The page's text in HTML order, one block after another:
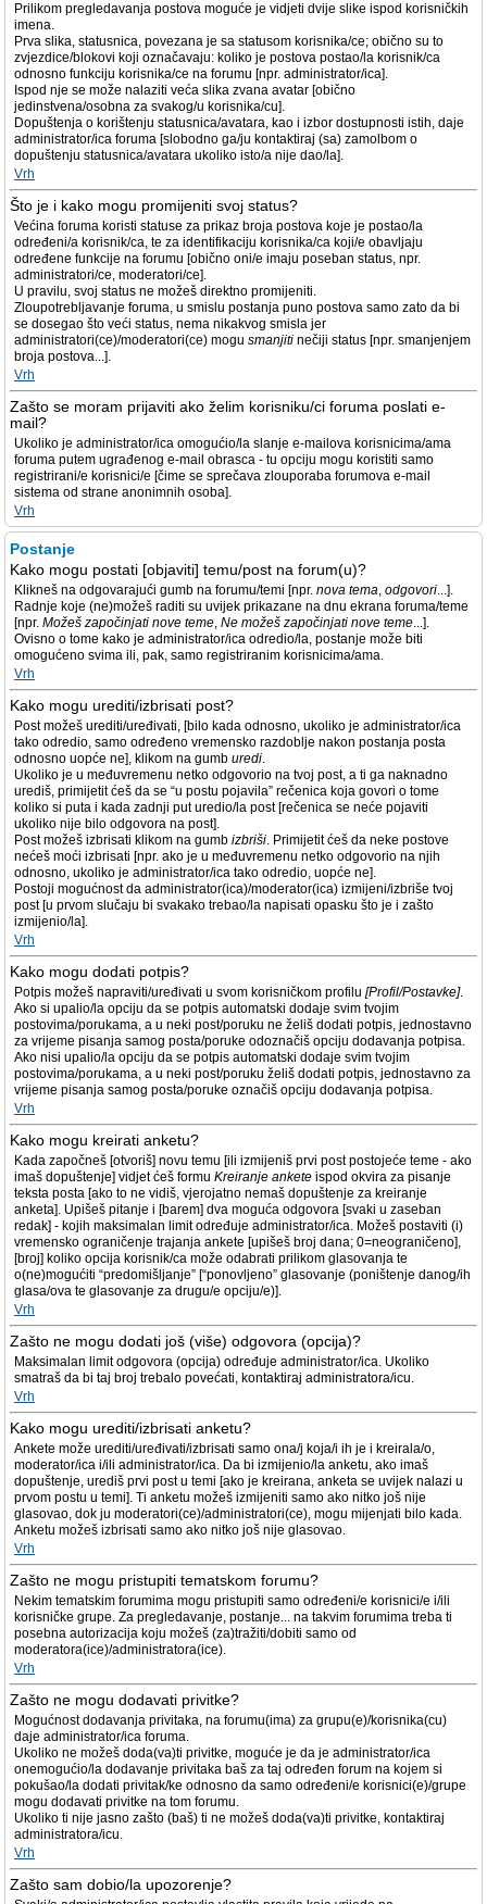
Prilikom pregledavanja postova moguće je vidjeti dvije slike ispod korisničkih
imena.
Prva slika, statusnica, povezana je sa statusom korisnika/ce; obično su to
zvjezdice/blokovi koji označavaju: koliko je postova postao/la korisnik/ca
odnosno funkciju korisnika/ce na forumu [npr. administrator/ica].
Ispod nje se može nalaziti veća slika zvana avatar [obično
jedinstvena/osobna za svakog/u korisnika/cu].
Dopuštenja o korištenju statusnica/avatara, kao i izbor dostupnosti istih, daje
administrator/ica foruma [slobodno ga/ju kontaktiraj (sa) zamolbom o
dopuštenju statusnica/avatara ukoliko isto/a nije dao/la].
Vrh
Što je i kako mogu promijeniti svoj status?
Većina foruma koristi statuse za prikaz broja postova koje je postao/la
određeni/a korisnik/ca, te za identifikaciju korisnika/ca koji/e obavljaju
određene funkcije na forumu [obično oni/e imaju poseban status, npr.
administratori/ce, moderatori/ce].
U pravilu, svoj status ne možeš direktno promijeniti.
Zloupotrebljavanje foruma, u smislu postanja puno postova samo zato da bi
se dosegao što veći status, nema nikakvog smisla jer
administratori(ce)/moderatori(ce) mogu smanjiti nečiji status [npr. smanjenjem
broja postova...].
Vrh
Zašto se moram prijaviti ako želim korisniku/ci foruma poslati e-
mail?
Ukoliko je administrator/ica omogućio/la slanje e-mailova korisnicima/ama
foruma putem ugrađenog e-mail obrasca - tu opciju mogu koristiti samo
registrirani/e korisnici/e [čime se sprečava zlouporaba forumova e-mail
sistema od strane anonimnih osoba].
Vrh
Postanje
Kako mogu postati [objaviti] temu/post na forum(u)?
Klikneš na odgovarajući gumb na forumu/temi [npr. nova tema, odgovori...].
Radnje koje (ne)možeš raditi su uvijek prikazane na dnu ekrana foruma/teme
[npr. Možeš započinjati nove teme, Ne možeš započinjati nove teme...].
Ovisno o tome kako je administrator/ica odredio/la, postanje može biti
omogućeno svima ili, pak, samo registriranim korisnicima/ama.
Vrh
Kako mogu urediti/izbrisati post?
Post možeš urediti/uređivati, [bilo kada odnosno, ukoliko je administrator/ica
tako odredio, samo određeno vremensko razdoblje nakon postanja posta
odnosno uopće ne], klikom na gumb uredi.
Ukoliko je u međuvremenu netko odgovorio na tvoj post, a ti ga naknadno
urediš, primijetit ćeš da se “u postu pojavila” rečenica koja govori o tome
koliko si puta i kada zadnji put uredio/la post [rečenica se neće pojaviti
ukoliko nije bilo odgovora na post].
Post možeš izbrisati klikom na gumb izbriši. Primijetit ćeš da neke postove
nećeš moći izbrisati [npr. ako je u međuvremenu netko odgovorio na njih
odnosno, ukoliko je administrator/ica tako odredio, uopće ne].
Postoji mogućnost da administrator(ica)/moderator(ica) izmijeni/izbriše tvoj
post [u prvom slučaju bi svakako trebao/la napisati opasku što je i zašto
izmijenio/la].
Vrh
Kako mogu dodati potpis?
Potpis možeš napraviti/uređivati u svom korisničkom profilu [Profil/Postavke].
Ako si upalio/la opciju da se potpis automatski dodaje svim tvojim
postovima/porukama, a u neki post/poruku ne želiš dodati potpis, jednostavno
za vrijeme pisanja samog posta/poruke odoznačiš opciju dodavanja potpisa.
Ako nisi upalio/la opciju da se potpis automatski dodaje svim tvojim
postovima/porukama, a u neki post/poruku želiš dodati potpis, jednostavno za
vrijeme pisanja samog posta/poruke označiš opciju dodavanja potpisa.
Vrh
Kako mogu kreirati anketu?
Kada započneš [otvoriš] novu temu [ili izmijeniš prvi post postojeće teme - ako
imaš dopuštenje] vidjet ćeš formu Kreiranje ankete ispod okvira za pisanje
teksta posta [ako to ne vidiš, vjerojatno nemaš dopuštenje za kreiranje
anketa]. Upišeš pitanje i [barem] dva moguća odgovora [svaki u zaseban
redak] - kojih maksimalan limit određuje administrator/ica. Možeš postaviti (i)
vremensko ograničenje trajanja ankete [upišeš broj dana; 0=neograničeno],
[broj] koliko opcija korisnik/ca može odabrati prilikom glasovanja te
o(ne)mogućiti “predomišljanje” [“ponovljeno” glasovanje (poništenje danog/ih
glasa/ova te glasovanje za drugu/e opciju/e)].
Vrh
Zašto ne mogu dodati još (više) odgovora (opcija)?
Maksimalan limit odgovora (opcija) određuje administrator/ica. Ukoliko
smatraš da bi taj broj trebalo povećati, kontaktiraj administratora/icu.
Vrh
Kako mogu urediti/izbrisati anketu?
Ankete može urediti/uređivati/izbrisati samo ona/j koja/i ih je i kreirala/o,
moderator/ica i/ili administrator/ica. Da bi izmijenio/la anketu, ako imaš
dopuštenje, urediš prvi post u temi [ako je kreirana, anketa se uvijek nalazi u
prvom postu u temi]. Ti anketu možeš izmijeniti samo ako nitko još nije
glasovao, dok ju moderatori(ce)/administratori(ce), mogu mijenjati bilo kada.
Anketu možeš izbrisati samo ako nitko još nije glasovao.
Vrh
Zašto ne mogu pristupiti tematskom forumu?
Nekim tematskim forumima mogu pristupiti samo određeni/e korisnici/e i/ili
korisničke grupe. Za pregledavanje, postanje... na takvim forumima treba ti
posebna autorizacija koju možeš (za)tražiti/dobiti samo od
moderatora(ice)/administratora(ice).
Vrh
Zašto ne mogu dodavati privitke?
Mogućnost dodavanja privitaka, na forumu(ima) za grupu(e)/korisnika(cu)
daje administrator/ica foruma.
Ukoliko ne možeš doda(va)ti privitke, moguće je da je administrator/ica
onemogućio/la dodavanje privitaka baš za taj određen forum na kojem si
pokušao/la dodati privitak/ke odnosno da samo određeni/e korisnici(e)/grupe
mogu dodavati privitke na tom forumu.
Ukoliko ti nije jasno zašto (baš) ti ne možeš doda(va)ti privitke, kontaktiraj
administratora/icu.
Vrh
Zašto sam dobio/la upozorenje?